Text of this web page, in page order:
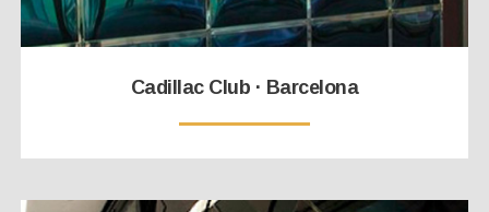
Cadillac Club · Barcelona